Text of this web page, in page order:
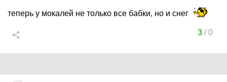
теперь у мокалей не только все бабки, но и снег
3/0